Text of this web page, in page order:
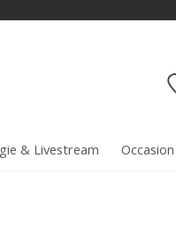
& Livestream Occasion